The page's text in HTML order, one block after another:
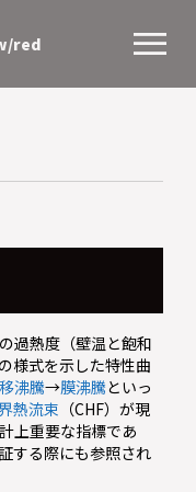
red
過熱度（壁温と飽和
様式を示した特性曲
沸騰→膜沸騰といっ
熱流束 （CHF）が現
上重要な指標であ
する際にも参照され